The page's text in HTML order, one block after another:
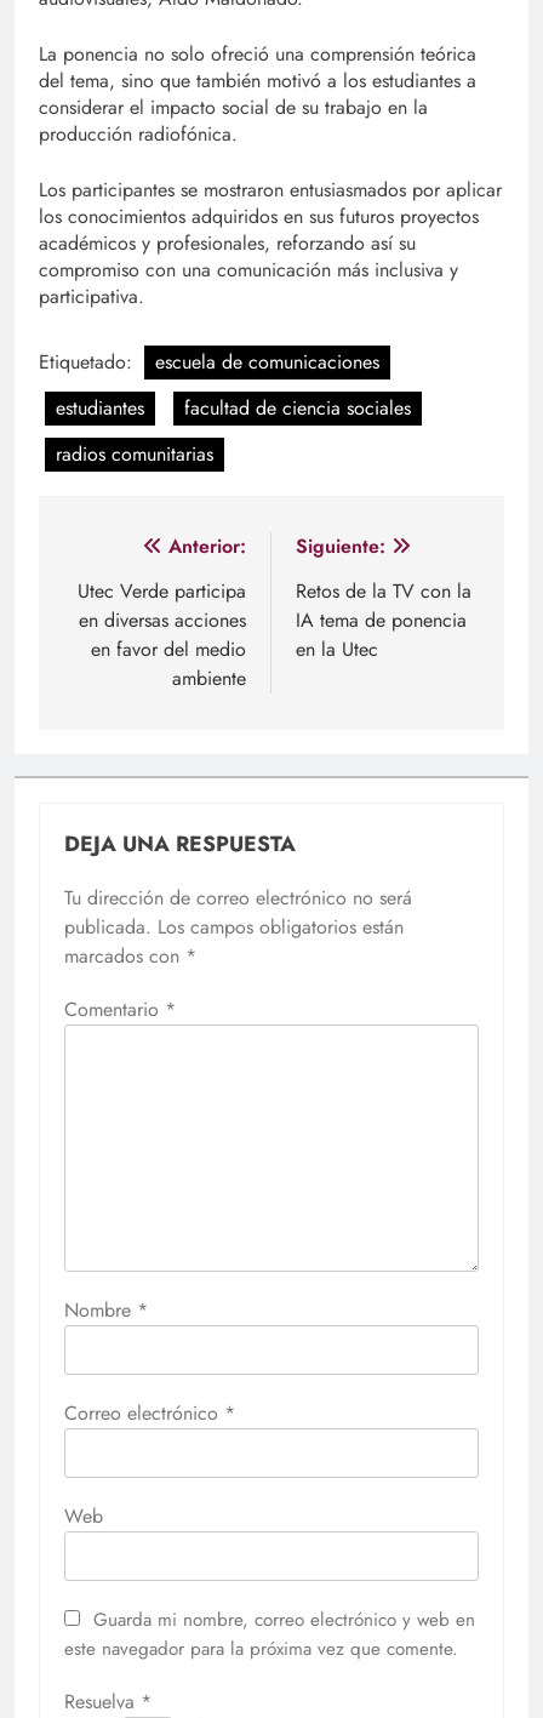
La ponencia no solo ofreció una comprensión teórica
del tema, sino que también motivó a los estudiantes a
considerar el impacto social de su trabajo en la
producción radiofónica.
Los participantes se mostraron entusiasmados por aplicar
los conocimientos adquiridos en sus futuros proyectos
académicos y profesionales, reforzando así su
compromiso con una comunicación más inclusiva y
participativa.
Etiquetado:
escuela de comunicaciones
estudiantes
facultad de ciencia sociales
radios comunitarias
Navegación
de
entradas
Anterior:
Utec Verde participa
en diversas acciones
en favor del medio
ambiente
Siguiente:
Retos de la TV con la
IA tema de ponencia
en la Utec
DEJA UNA RESPUESTA
Tu dirección de correo electrónico no será
publicada. Los campos obligatorios están
marcados con *
Comentario *
Nombre *
Correo electrónico *
Web
Guarda mi nombre, correo electrónico y web en
este navegador para la próxima vez que comente.
Resuelva *